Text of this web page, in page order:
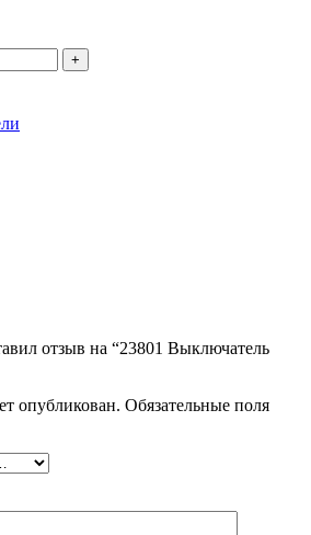
отзыв на “23801 Выключатель
опубликован. Обязательные поля